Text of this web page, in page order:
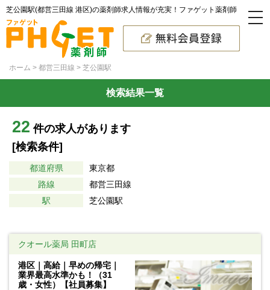
芝公園駅(都営三田線 港区)の薬剤師求人情報が充実！ファゲット薬剤師
ホーム 都営三田線 芝公園駅
検索結果一覧
22 件の求人があります
[検索条件]
都道府県
東京都
路線
都営三田線
駅
芝公園駅
クオール薬局 田町店
港区｜高給｜早めの帰宅｜
業界最高水準かも！（31
歳・女性）【社員募集】